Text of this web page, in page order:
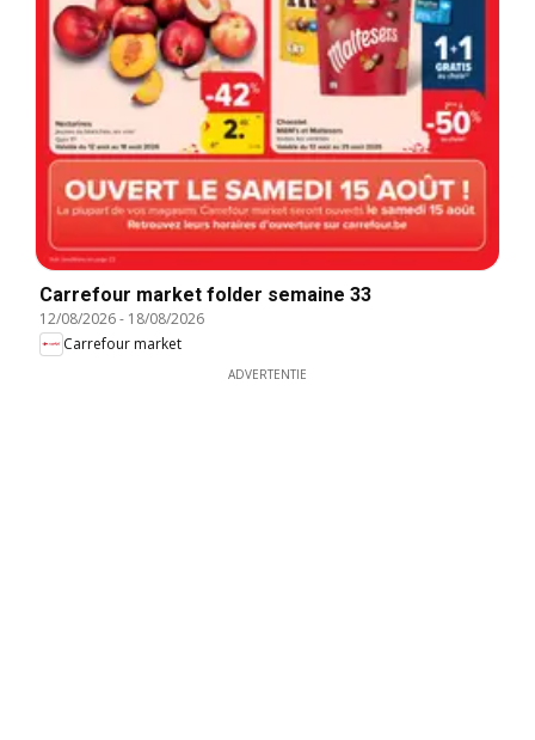
Carrefour market folder semaine 33
12/08/2026- 18/08/2026
Carrefour market
ADVERTENTIE